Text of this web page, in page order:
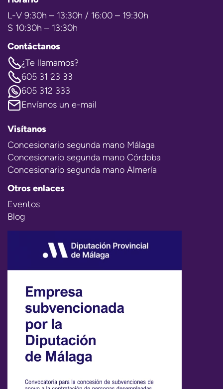
L-V 9:30h – 13:30h / 16:00 – 19:30h
S 10:30h – 13:30h
Contáctanos
¿Te llamamos?
605 31 23 33
605 312 333
Envíanos un e-mail
Visítanos
Concesionario segunda mano Málaga
Concesionario segunda mano Córdoba
Concesionario segunda mano Almería
Otros enlaces
Eventos
Blog